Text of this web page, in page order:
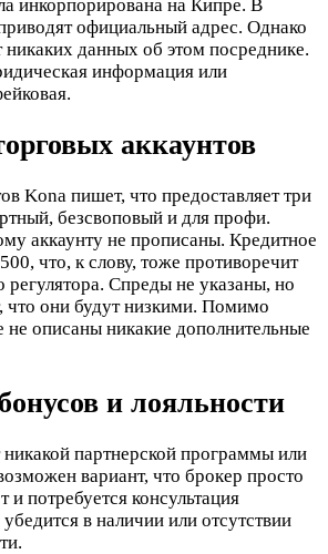
инкорпорирована на Кипре. В
официальный адрес. Однако
никаких данных об этом посреднике.
информация или
аккаунтов
Kona пишет, что предоставляет три
безсвоповый и для профи.
аккаунту не прописаны. Кредитное
что, к слову, тоже противоречит
регулятора. Спреды не указаны, но
что они будут низкими. Помимо
не описаны никакие дополнительные
и лояльности
никакой партнерской программы или
вариант, что брокер просто
и потребуется консультация
в наличии или отсутствии